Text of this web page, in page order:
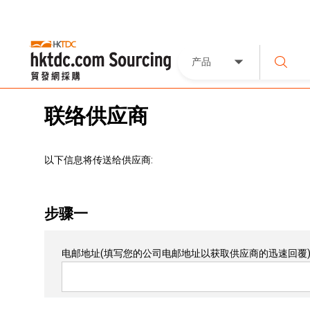
产品
联络供应商
以下信息将传送给供应商:
步骤一
电邮地址(填写您的公司电邮地址以获取供应商的迅速回覆)